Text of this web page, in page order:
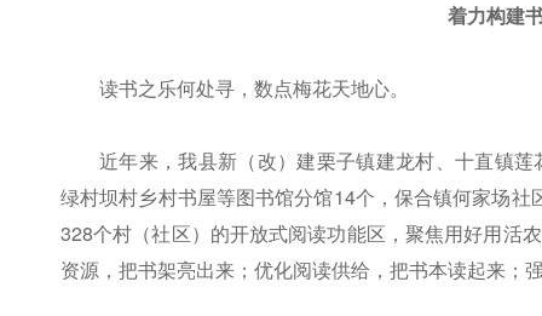
着力构建
读书之乐何处寻，数点梅花天地心。
近年来，我县新（改）建栗子镇建龙村、十直镇
绿村坝村乡村书屋等图书馆分馆14个，保合镇何家场
328个村（社区）的开放式阅读功能区，聚焦用好用活
资源，把书架亮出来；优化阅读供给，把书本读起来；